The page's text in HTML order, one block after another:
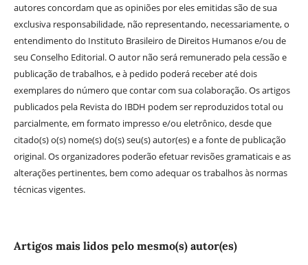
autores concordam que as opiniões por eles emitidas são de sua
exclusiva responsabilidade, não representando, necessariamente, o
entendimento do Instituto Brasileiro de Direitos Humanos e/ou de
seu Conselho Editorial. O autor não será remunerado pela cessão e
publicação de trabalhos, e à pedido poderá receber até dois
exemplares do número que contar com sua colaboração. Os artigos
publicados pela Revista do IBDH podem ser reproduzidos total ou
parcialmente, em formato impresso e/ou eletrônico, desde que
citado(s) o(s) nome(s) do(s) seu(s) autor(es) e a fonte de publicação
original. Os organizadores poderão efetuar revisões gramaticais e as
alterações pertinentes, bem como adequar os trabalhos às normas
técnicas vigentes.
Artigos mais lidos pelo mesmo(s) autor(es)